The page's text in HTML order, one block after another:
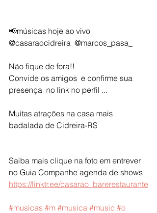
📢músicas hoje ao vivo
@casaraocidreira  @marcos_pasa_
Não fique de fora!!
Convide os amigos  e confirme sua
presença  no link no perfil ...
Muitas atrações na casa mais
badalada de Cidreira-RS
Saiba mais clique na foto em entrever
no Guia Companhe agenda de shows
https://linktr.ee/casarao_barerestaurante
#musicas #m #musica #music #o